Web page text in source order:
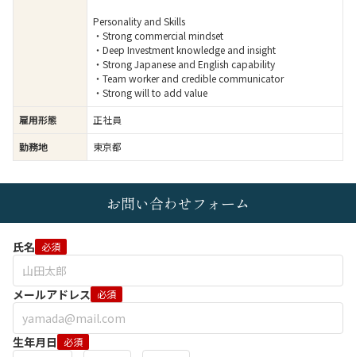
Personality and Skills
・Strong commercial mindset
・Deep Investment knowledge and insight
・Strong Japanese and English capability
・Team worker and credible communicator
・Strong will to add value
雇用形態
正社員
勤務地
東京都
お問い合わせフォーム
氏名 必須
メールアドレス 必須
生年月日 必須